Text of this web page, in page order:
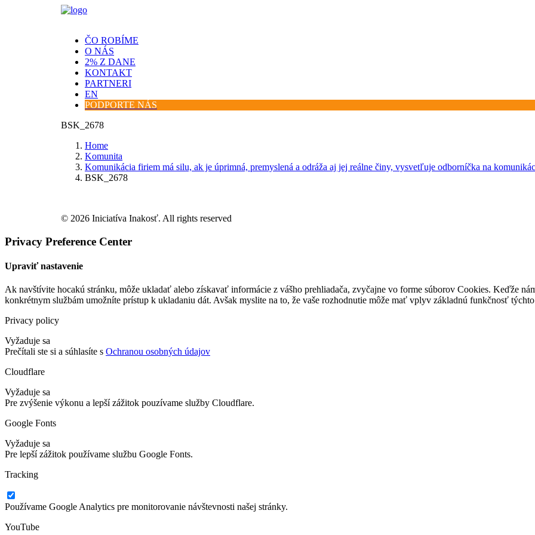
ČO ROBÍME
O NÁS
2% Z DANE
KONTAKT
PARTNERI
EN
PODPORTE NÁS
BSK_2678
Home
Komunita
Komunikácia firiem má silu, ak je úprimná, premyslená a odráža aj jej reálne činy, vysvetľuje odborníčka na
BSK_2678
© 2026 Iniciatíva Inakosť. All rights reserved
Privacy Preference Center
Upraviť nastavenie
Ak navštívite hocakú stránku, môže ukladať alebo získavať informácie z vášho prehliadača, zvyčajne vo forme súborov Cookies. Keďže
konkrétnym službám umožníte prístup k ukladaniu dát. Avšak myslite na to, že vaše rozhodnutie môže mať vplyv základnú funkčnosť
Privacy policy
Vyžaduje sa
Prečítali ste si a súhlasíte s Ochranou osobných údajov
Cloudflare
Vyžaduje sa
Pre zvýšenie výkonu a lepší zážitok pouzívame služby Cloudflare.
Google Fonts
Vyžaduje sa
Pre lepší zážitok používame službu Google Fonts.
Tracking
Používame Google Analytics pre monitorovanie návštevnosti našej stránky.
YouTube